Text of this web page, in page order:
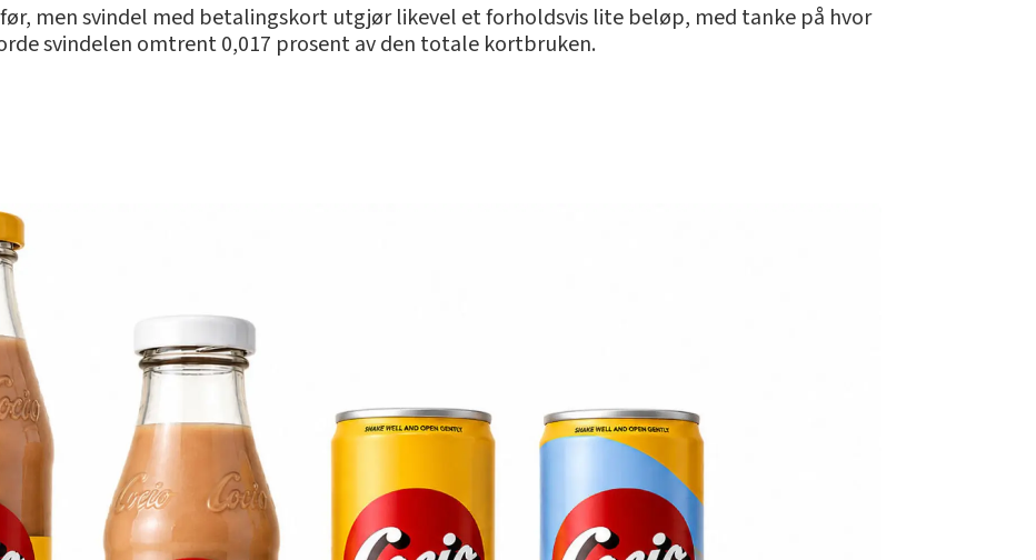
men svindel med betalingskort utgjør likevel et forholdsvis lite beløp, med tanke på hvor
svindelen omtrent 0,017 prosent av den totale kortbruken.